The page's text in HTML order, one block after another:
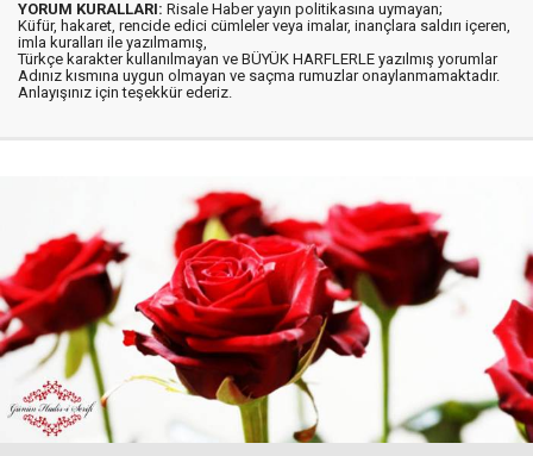
YORUM KURALLARI: Risale Haber yayın politikasına uymayan;
Küfür, hakaret, rencide edici cümleler veya imalar, inançlara saldırı içeren,
imla kuralları ile yazılmamış,
Türkçe karakter kullanılmayan ve BÜYÜK HARFLERLE yazılmış yorumlar
Adınız kısmına uygun olmayan ve saçma rumuzlar onaylanmamaktadır.
Anlayışınız için teşekkür ederiz.